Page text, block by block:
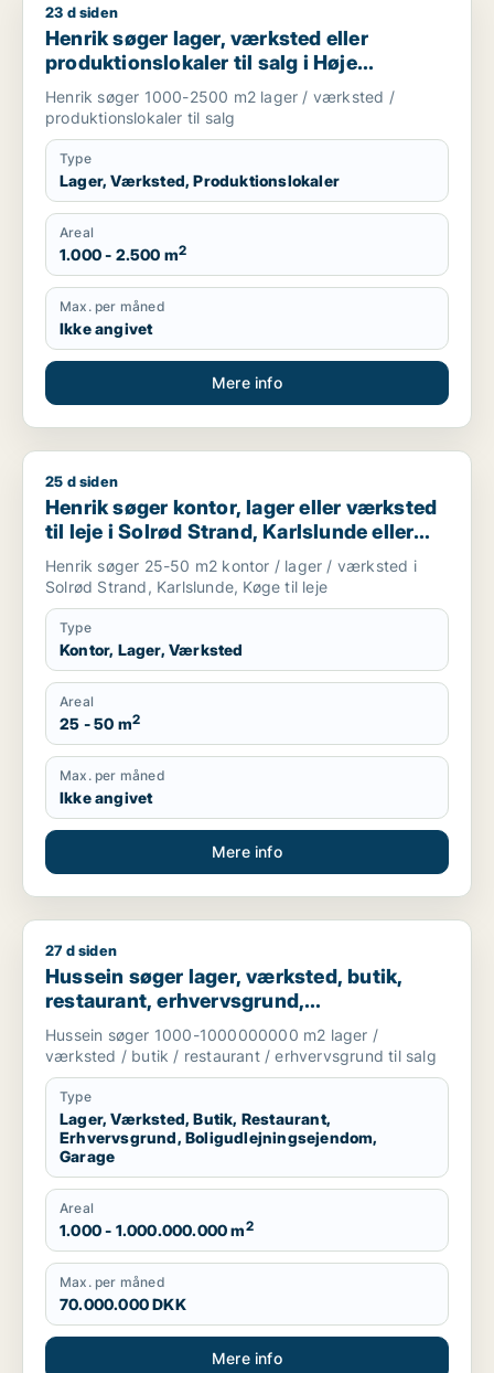
Henrik søger lager, værksted eller produktionslokaler til
23 d siden
Henrik søger lager, værksted eller
produktionslokaler til salg i Høje
Taastrup, Ishøj eller Greve m.fl.
Henrik søger 1000-2500 m2 lager / værksted /
produktionslokaler til salg
Type
Lager, Værksted, Produktionslokaler
Areal
1.000 - 2.500 m2
Max. per måned
Ikke angivet
Mere info
Henrik søger kontor, lager eller værksted til leje i Solrød
25 d siden
Henrik søger kontor, lager eller værksted
til leje i Solrød Strand, Karlslunde eller
Køge
Henrik søger 25-50 m2 kontor / lager / værksted i
Solrød Strand, Karlslunde, Køge til leje
Type
Kontor, Lager, Værksted
Areal
25 - 50 m2
Max. per måned
Ikke angivet
Mere info
Hussein søger lager, værksted, butik, restaurant,
27 d siden
Hussein søger lager, værksted, butik,
restaurant, erhvervsgrund,
boligudlejningsejendom eller garage til
salg i Greve, Solrød eller Roskilde m.fl.
Hussein søger 1000-1000000000 m2 lager /
værksted / butik / restaurant / erhvervsgrund til salg
Type
Lager, Værksted, Butik, Restaurant,
Erhvervsgrund, Boligudlejningsejendom,
Garage
Areal
1.000 - 1.000.000.000 m2
Max. per måned
70.000.000 DKK
Mere info